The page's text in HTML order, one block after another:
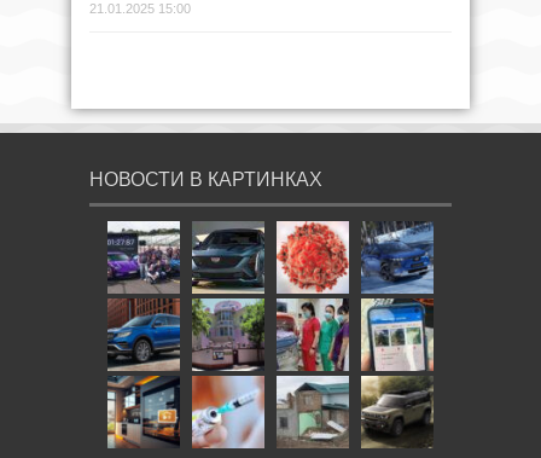
21.01.2025 15:00
НОВОСТИ В КАРТИНКАХ